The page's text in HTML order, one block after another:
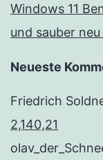
Windows 11
und sauber
Neueste
Friedrich
2,140,21